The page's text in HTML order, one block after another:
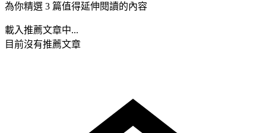
為你精選 3 篇值得延伸閱讀的內容
載入推薦文章中...
目前沒有推薦文章